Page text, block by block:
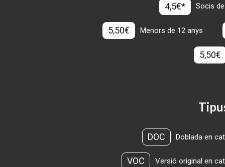
4,5€* Socis
5,50€ Menors de 12 anys
5,50€
DOC Doblada en
VOC Versió original en